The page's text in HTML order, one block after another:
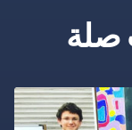
صلة